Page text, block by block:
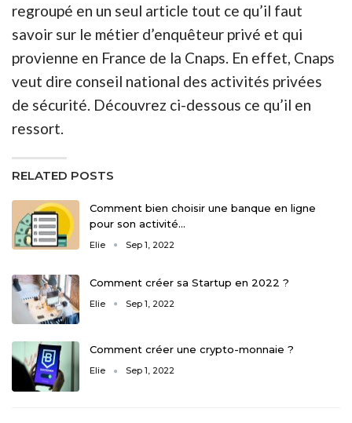
regroupé en un seul article tout ce qu’il faut
savoir sur le métier d’enquêteur privé et qui
provienne en France de la Cnaps. En effet, Cnaps
veut dire conseil national des activités privées
de sécurité. Découvrez ci-dessous ce qu’il en
ressort.
RELATED POSTS
Comment bien choisir une banque en ligne
pour son activité…
Elie Sep 1, 2022
Comment créer sa Startup en 2022 ?
Elie Sep 1, 2022
Comment créer une crypto-monnaie ?
Elie Sep 1, 2022